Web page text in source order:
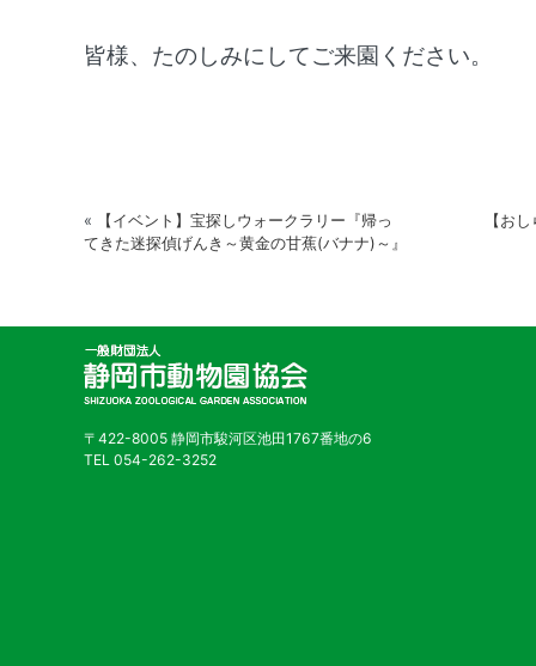
皆様、たのしみにしてご来園ください。
«
【イベント】宝探しウォークラリー『帰っ
てきた迷探偵げんき～黄金の甘蕉(バナナ)～』
【お
〒422-8005 静岡市駿河区池田1767番地の6
TEL 054-262-3252